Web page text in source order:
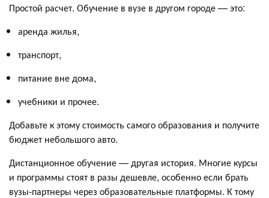
Простой расчет. Обучение в вузе в другом городе — это:
аренда жилья,
транспорт,
питание вне дома,
учебники и прочее.
Добавьте к этому стоимость самого образования и получите
бюджет небольшого авто.
Дистанционное обучение — другая история. Многие курсы
и программы стоят в разы дешевле, особенно если брать
вузы-партнеры через образовательные платформы. К тому